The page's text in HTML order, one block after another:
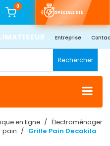
0
SPÉCIALE ÉTÉ
Entreprise
Rechercher
en ligne
Électroménager
pain
Grille Pain Decakila